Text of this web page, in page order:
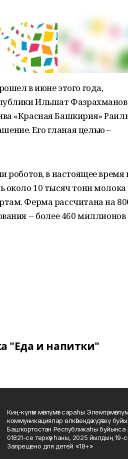
в июне этого года,
Ильшат
«Красная Башкирия»
Его гланая целью –
роботов, в настоящее время
около 10 тысяч тонн молока
Ферма рассчитана на
-- более 460 миллионов
"Еда и напитки"
Киң-күләм мәғлүмәт сараһы Элемтә,
коммуникациялар өлкәһендә күҙәтеү
Башҡортостан Республикаһы буйынса
01821-се теркәү һаны, 2025 йылдың
Запрещено для детей «18+»